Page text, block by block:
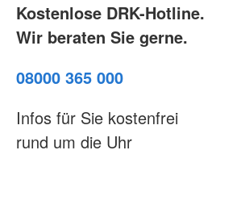
Kostenlose DRK-Hotline.
Wir beraten Sie gerne.
08000 365 000
Infos für Sie kostenfrei
rund um die Uhr